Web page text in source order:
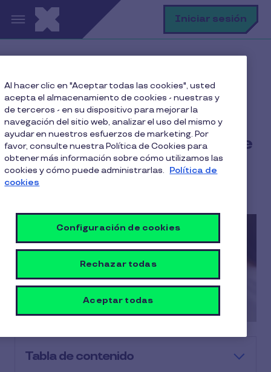
Pasar al contenido principal Iniciar sesión
Cómo liderar un equipo de trabajo a distancia
Cómo liderar un equipo de
trabajo a distancia
Tabla de contenido
Al hacer clic en "Aceptar todas las cookies", usted
acepta el almacenamiento de cookies - nuestras y
de terceros - en su dispositivo para mejorar la
navegación del sitio web, analizar el uso del mismo y
ayudar en nuestros esfuerzos de marketing. Por
favor, consulte nuestra Política de Cookies para
obtener más información sobre cómo utilizamos las
cookies y cómo puede administrarlas. Política de
cookies
Configuración de cookies
Rechazar todas
Aceptar todas